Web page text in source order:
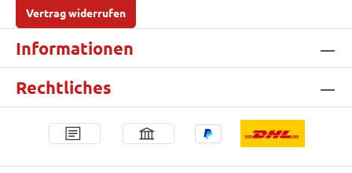
Vertrag widerrufen
Informationen
Rechtliches